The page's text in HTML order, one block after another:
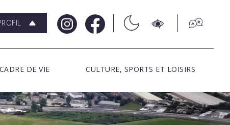
CADRE DE VIE CULTURE, SPORTS ET LOISIRS